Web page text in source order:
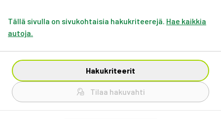
Tällä sivulla on sivukohtaisia hakukriteerejä. Hae kaikkia
autoja.
Hakukriteerit
Tilaa hakuvahti